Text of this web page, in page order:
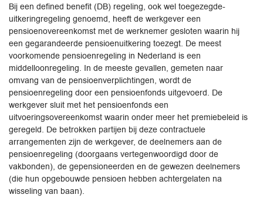
Bij een defined benefit (DB) regeling, ook wel toegezegde-
uitkeringregeling genoemd, heeft de werkgever een
pensioenovereenkomst met de werknemer gesloten waarin hij
een gegarandeerde pensioenuitkering toezegt. De meest
voorkomende pensioenregeling in Nederland is een
middelloonregeling. In de meeste gevallen, gemeten naar
omvang van de pensioenverplichtingen, wordt de
pensioenregeling door een pensioenfonds uitgevoerd. De
werkgever sluit met het pensioenfonds een
uitvoeringsovereenkomst waarin onder meer het premiebeleid is
geregeld. De betrokken partijen bij deze contractuele
arrangementen zijn de werkgever, de deelnemers aan de
pensioenregeling (doorgaans vertegenwoordigd door de
vakbonden), de gepensioneerden en de gewezen deelnemers
(die hun opgebouwde pensioen hebben achtergelaten na
wisseling van baan).